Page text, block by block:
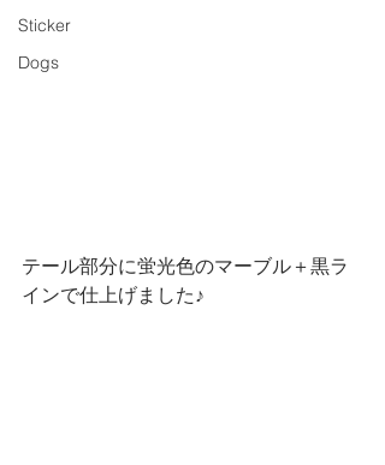
Sticker
Dogs
テール部分に蛍光色のマーブル＋黒ラ
インで仕上げました♪